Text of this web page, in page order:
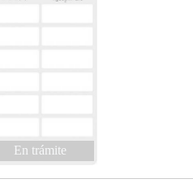
En trámite